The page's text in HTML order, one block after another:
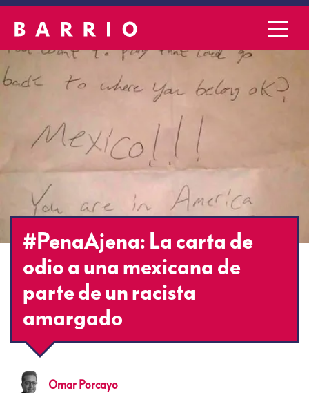
#PenaAjena: La carta de
odio a una mexicana de
parte de un racista
amargado
Omar Porcayo